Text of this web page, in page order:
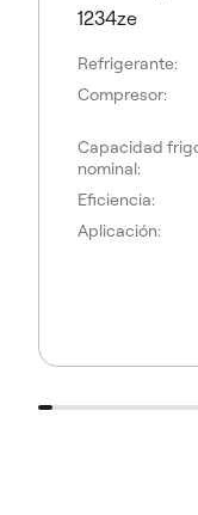
1234ze
Refrigerante:
Compresor:
Capacidad
nominal:
Eficiencia:
Aplicación: